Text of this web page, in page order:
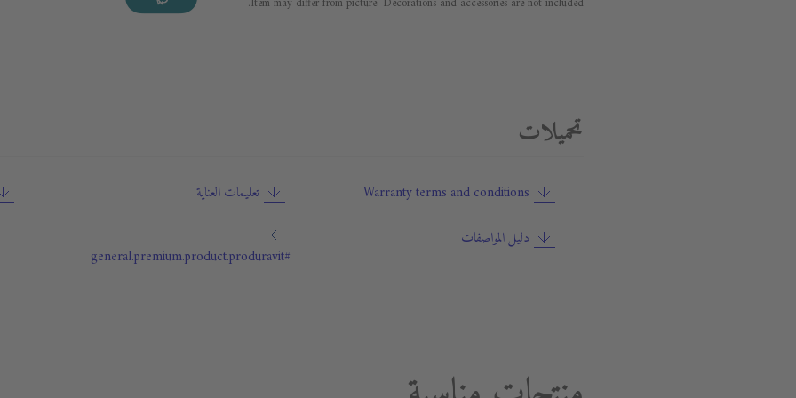
تحميلات
Warranty terms and conditions تعليمات العناية
دليل المواصفات
#general.premium.product.produravit